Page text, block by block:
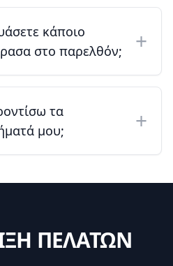
κάποιο
στο παρελθόν;
+
τα
μου;
+
ΠΕΛΑΤΩΝ